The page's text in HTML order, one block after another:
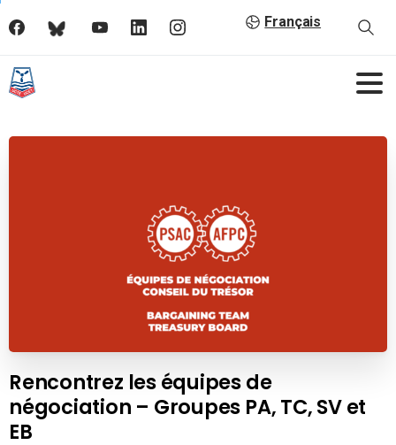
Français
Rencontrez les équipes de
négociation – Groupes PA, TC, SV et
EB